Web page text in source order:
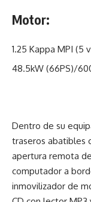
Motor:
1.25 Kappa MPI (5
48.5kW (66PS)/
Dentro de su
traseros abatibles
apertura remota
computador a
inmovilizador de